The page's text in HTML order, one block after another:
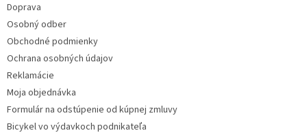
Doprava
Osobný odber
Obchodné podmienky
Ochrana osobných údajov
Reklamácie
Moja objednávka
Formulár na odstúpenie od kúpnej zmluvy
Bicykel vo výdavkoch podnikateľa